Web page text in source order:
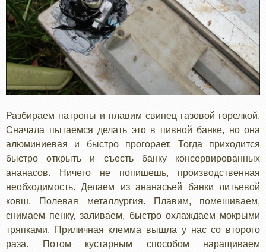
Разбираем патроны и плавим свинец газовой горелкой.
Сначала пытаемся делать это в пивной банке, но она
алюминиевая и быстро прогорает. Тогда приходится
быстро открыть и съесть банку консервированных
ананасов. Ничего не попишешь, производственная
необходимость. Делаем из ананасьей банки литьевой
ковш. Полевая металлургия. Плавим, помешиваем,
снимаем пенку, заливаем, быстро охлаждаем мокрыми
тряпками. Приличная клемма вышла у нас со второго
раза. Потом кустарным способом наращиваем